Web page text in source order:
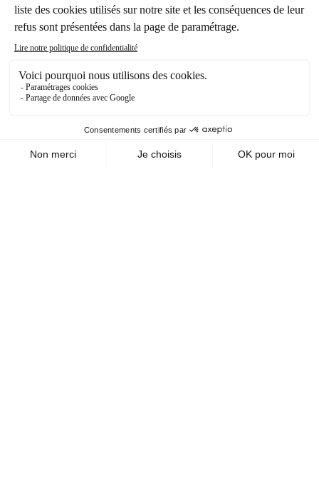
Nos services
A la recherche d'un artisan
La prise de rendez-vous en ligne
Retrait drive sur notre plateforme de l'Herbergement (85)
Le programme de fidélité pour les professionnels
La gestion des déchets